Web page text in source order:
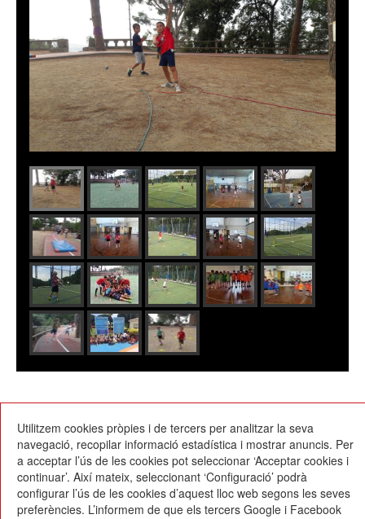
14/07/2017
Utilitzem cookies pròpies i de tercers per analitzar la seva
navegació, recopilar informació estadística i mostrar anuncis. Per
a acceptar l’ús de les cookies pot seleccionar ‘Acceptar cookies i
continuar’. Així mateix, seleccionant ‘Configuració’ podrà
configurar l’ús de les cookies d’aquest lloc web segons les seves
preferències. L’informem de que els tercers Google i Facebook